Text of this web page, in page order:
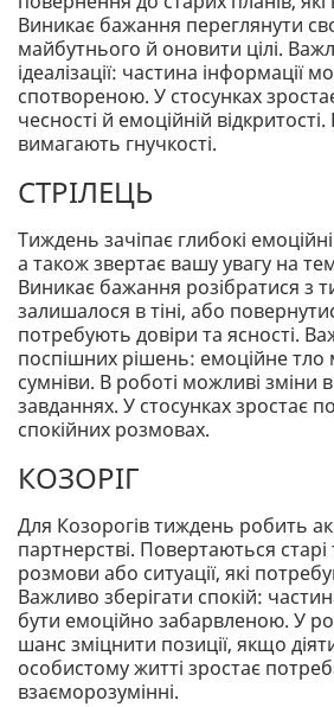
Виникає бажання переглянути
майбутнього й оновити цілі.
ідеалізації: частина інформації
спотвореною. У стосунках
чесності й емоційній
вимагають гнучкості.
СТРІЛЕЦЬ
Тиждень зачіпає глибокі
а також звертає вашу увагу на
Виникає бажання розібратися з
залишалося в тіні, або
потребують довіри та ясності.
поспішних рішень: емоційне
сумніви. В роботі можливі зміни
завданнях. У стосунках зростає
спокійних розмовах.
КОЗОРІГ
Для Козорогів тиждень робить
партнерстві. Повертаються
розмови або ситуації, які
Важливо зберігати спокій:
бути емоційно забарвленою. У
шанс зміцнити позиції, якщо
особистому житті зростає
взаєморозумінні.